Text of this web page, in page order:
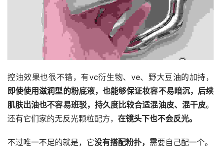
控油效果也很不错，有vc衍生物、ve、野大豆油的加持，
即使使用滋润型的粉底液，也能够保证妆容不易暗沉，后续
肌肤出油也不容易班驳，持久度比较合适混油皮、混干皮。
还有它们家的无反光颗粒配方， 在镜头下也不会反光。
不过唯一不足的就是，它没有搭配粉扑， 需要自己配一个。